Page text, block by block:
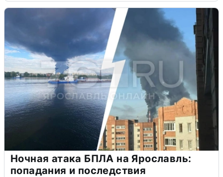
Ночная атака БПЛА на Ярославль:
попадания и последствия